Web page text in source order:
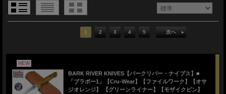
1 2 3 4 5 次へ
NEW
BARK RIVER KNIVES【バークリバー・ナイブス】■
「ブラボー1」【Cru-Wear】【ファイルワーク】【オサ
ジオレンジ】 【グリーンライナー】【モザイクピン】